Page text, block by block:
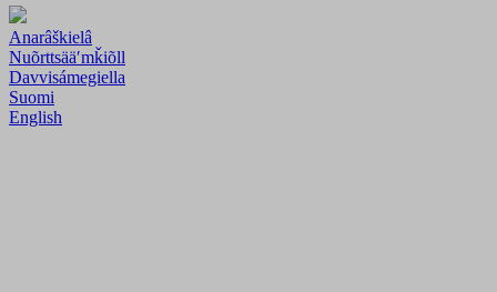
Anarâškielâ
Nuõrttsääʹmǩiõll
Davvisámegiella
Suomi
English